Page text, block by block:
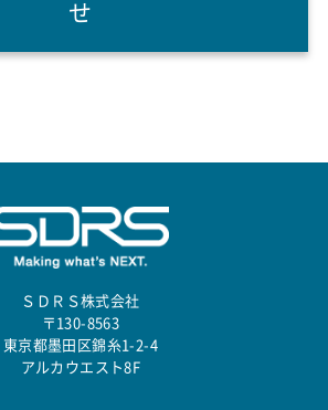
せ
ＳＤＲＳ株式会社
〒130-8563
東京都墨田区錦糸1-2-4
アルカウエスト8F